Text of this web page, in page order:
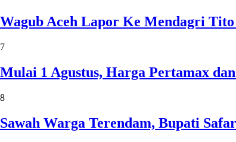
Wagub Aceh Lapor Ke Mendagri Tito
7
Mulai 1 Agustus, Harga Pertamax
8
Sawah Warga Terendam, Bupati